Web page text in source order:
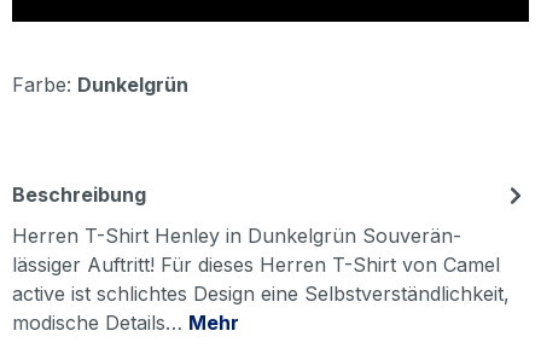
Farbe: Dunkelgrün
Beschreibung
Herren T-Shirt Henley in Dunkelgrün Souverän-
lässiger Auftritt! Für dieses Herren T-Shirt von Camel
active ist schlichtes Design eine Selbstverständlichkeit,
modische Details… Mehr